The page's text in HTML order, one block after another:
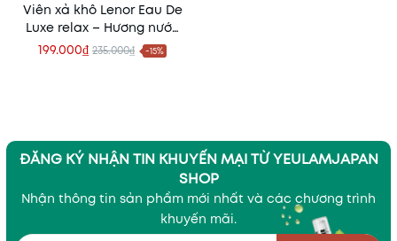
Viên xả khô Lenor Eau De
Luxe relax – Hương nước
hoa cao cấp cho quần
199.000₫ 235.000₫ -15%
ĐĂNG KÝ NHẬN TIN KHUYẾN MẠI TỪ YEULAMJAPAN
SHOP
Nhận thông tin sản phẩm mới nhất và các chương trình
khuyến mãi.